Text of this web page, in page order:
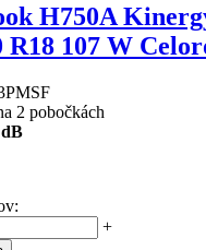
H750A
R18 107 W
2 pobočkách
+